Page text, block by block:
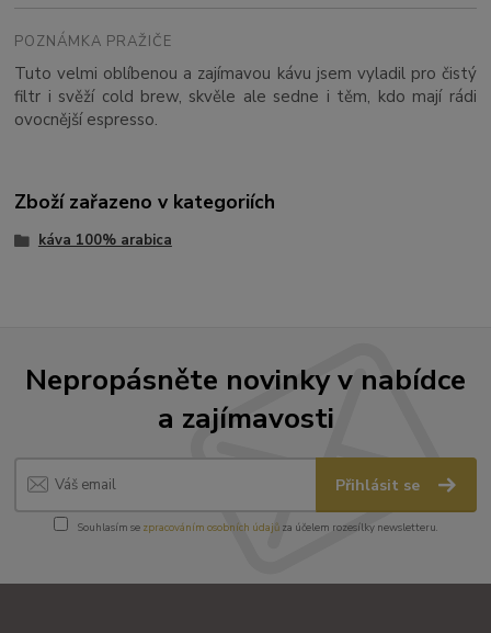
POZNÁMKA PRAŽIČE
Tuto velmi oblíbenou a zajímavou kávu jsem vyladil pro čistý
filtr i svěží cold brew, skvěle ale sedne i těm, kdo mají rádi
ovocnější espresso.
Zboží zařazeno v kategoriích
káva 100% arabica
Nepropásněte novinky v nabídce
a zajímavosti
Přihlásit se
Souhlasím se zpracováním osobních údajůza účelem rozesílky newsletteru.